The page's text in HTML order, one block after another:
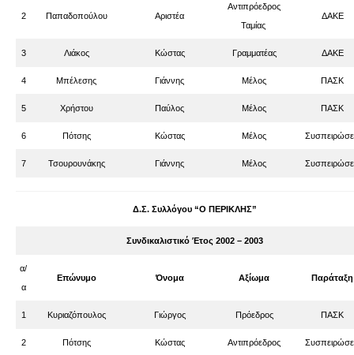
2 Παπαδοπούλου Αριστέα
Αντιπρόεδρος
Ταμίας
ΔΑΚΕ
3 Λιάκος Κώστας Γραμματέας ΔΑΚΕ
4 Μπέλεσης Γιάννης Μέλος ΠΑΣΚ
5 Χρήστου Παύλος Μέλος ΠΑΣΚ
6 Πότσης Κώστας Μέλος
7 Τσουρουνάκης Γιάννης Μέλος
Δ.Σ. Συλλόγου “Ο ΠΕΡΙΚΛΗΣ”
Συνδικαλιστικό Έτος 2002 – 2003
α/
α
Επώνυμο Όνομα Αξίωμα Παράταξη
1 Κυριαζόπουλος Γιώργος Πρόεδρος ΠΑΣΚ
2 Πότσης Κώστας Αντιπρόεδρος